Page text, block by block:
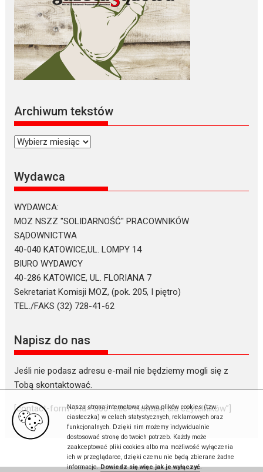
Nasza strona internetowa używa plików cookies (tzw.
ciasteczka) w celach statystycznych, reklamowych oraz
funkcjonalnych. Dzięki nim możemy indywidualnie
dostosować stronę do twoich potrzeb. Każdy może
zaakceptować pliki cookies albo ma możliwość wyłączenia
ich w przeglądarce, dzięki czemu nie będą zbierane żadne
informacje.Dowiedz się więc jak je wyłączyć.
Archiwum tekstów
Archiwum
Wydawca
WYDAWCA:
MOZ NSZZ "SOLIDARNOŚĆ" PRACOWNIKÓW
SĄDOWNICTWA
40-040 KATOWICE,UL. LOMPY 14
BIURO WYDAWCY
40-286 KATOWICE, UL. FLORIANA 7
Sekretariat Komisji MOZ, (pok. 205, I piętro)
TEL./FAKS (32) 728-41-62
Napisz do nas
Jeśli nie podasz adresu e-mail nie będziemy mogli się z
Tobą skontaktować.
[contact-form-7 id=”866″ title=”Kontakt dla czytelników”]